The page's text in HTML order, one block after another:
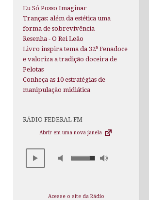
Eu Só Posso Imaginar
Tranças: além da estética uma
forma de sobrevivência
Resenha - O Rei Leão
Livro inspira tema da 32ª Fenadoce
e valoriza a tradição doceira de
Pelotas
Conheça as 10 estratégias de
manipulação midiática
RÁDIO FEDERAL FM
Abrir em uma nova janela
Acesse o site da Rádio